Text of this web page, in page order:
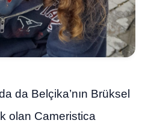
da Belçika’nın Brüksel
olan Cameristica